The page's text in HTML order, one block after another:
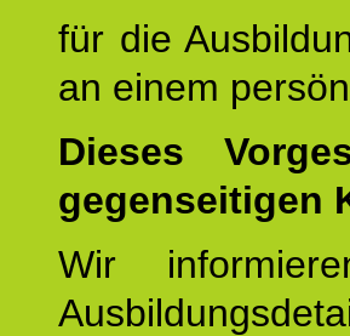
für die
an einem
Dieses
gegenseitigen
Wir